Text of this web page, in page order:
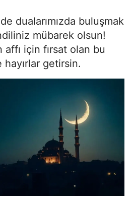
dualarımızda buluşmak
mübarek olsun!
affı için fırsat olan bu
getirsin.